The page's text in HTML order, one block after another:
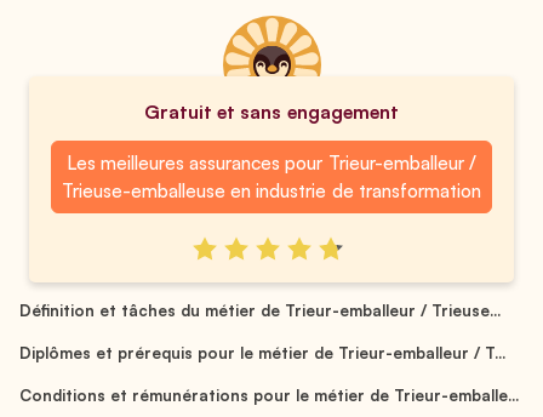
Gratuit et sans engagement
Les meilleures assurances pour Trieur-emballeur /
Trieuse-emballeuse en industrie de transformation
Définition et tâches du métier de Trieur-emballeur / Trieuse...
Diplômes et prérequis pour le métier de Trieur-emballeur / T...
Conditions et rémunérations pour le métier de Trieur-emballe...